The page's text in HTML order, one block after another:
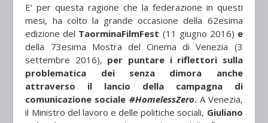
E’ per questa ragione che la federazione in questi
mesi, ha colto la grande occasione della 62esima
edizione del TaorminaFilmFest (11 giugno 2016) e
della 73esima Mostra del Cinema di Venezia (3
settembre 2016), per puntare i riflettori sulla
problematica dei senza dimora anche
attraverso il lancio della campagna di
comunicazione sociale #HomelessZero. A Venezia,
il Ministro del lavoro e delle politiche sociali, Giuliano